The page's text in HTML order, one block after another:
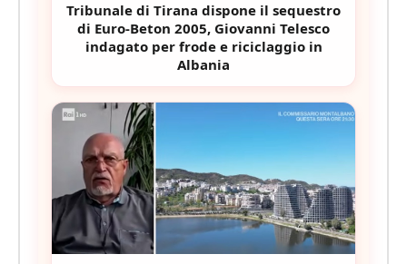
Tribunale di Tirana dispone il sequestro
di Euro-Beton 2005, Giovanni Telesco
indagato per frode e riciclaggio in
Albania